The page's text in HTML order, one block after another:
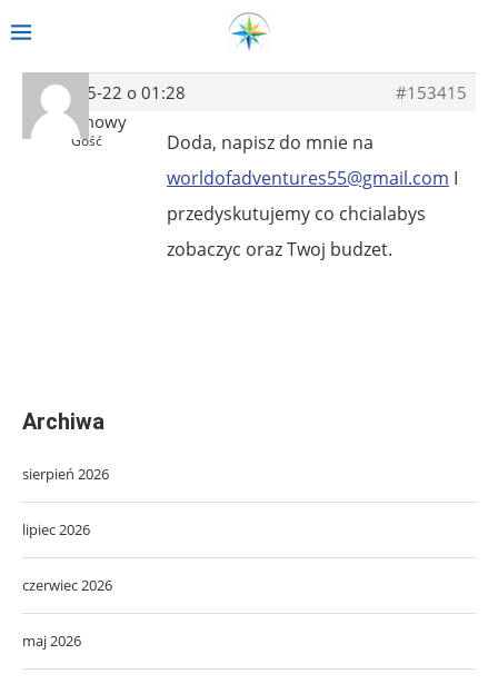
2019-05-22 o 01:28
#153415
Anonimowy
Gość
Doda, napisz do mnie na
worldofadventures55@gmail.com I
przedyskutujemy co chcialabys
zobaczyc oraz Twoj budzet.
Archiwa
sierpień 2026
lipiec 2026
czerwiec 2026
maj 2026